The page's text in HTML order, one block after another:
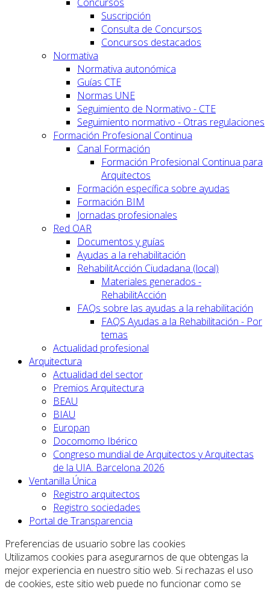
Concursos
Suscripción
Consulta de Concursos
Concursos destacados
Normativa
Normativa autonómica
Guías CTE
Normas UNE
Seguimiento de Normativo - CTE
Seguimiento normativo - Otras regulaciones
Formación Profesional Continua
Canal Formación
Formación Profesional Continua para
Arquitectos
Formación específica sobre ayudas
Formación BIM
Jornadas profesionales
Red OAR
Documentos y guías
Ayudas a la rehabilitación
RehabilitAcción Ciudadana (local)
Materiales generados -
RehabilitAcción
FAQs sobre las ayudas a la rehabilitación
FAQS Ayudas a la Rehabilitación - Por
temas
Actualidad profesional
Arquitectura
Actualidad del sector
Premios Arquitectura
BEAU
BIAU
Europan
Docomomo Ibérico
Congreso mundial de Arquitectos y Arquitectas
de la UIA. Barcelona 2026
Ventanilla Única
Registro arquitectos
Registro sociedades
Portal de Transparencia
Preferencias de usuario sobre las cookies
Utilizamos cookies para asegurarnos de que obtengas la
mejor experiencia en nuestro sitio web. Si rechazas el uso
de cookies, este sitio web puede no funcionar como se